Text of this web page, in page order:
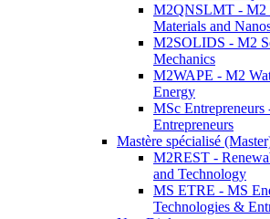
M2QNSLMT - M2
Materials and
M2SOLIDS - M2
Mechanics
M2WAPE - M2
Energy
MSc
Entrepreneurs
Mastère spécialisé
M2REST -
and Technology
MS ETRE - MS
Technologies &